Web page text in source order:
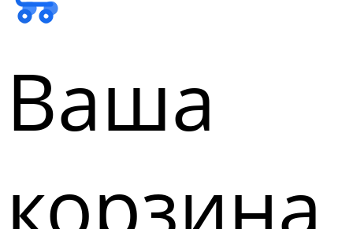
Ваша
корзина